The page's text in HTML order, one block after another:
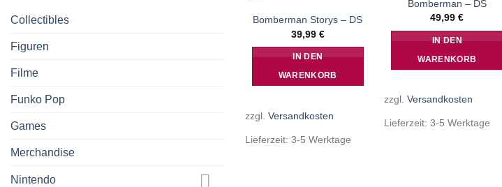
Collectibles
Figuren
Filme
Funko Pop
Games
Merchandise
Nintendo
Bomberman Storys – DS
39,99 €
IN DEN
WARENKORB
zzgl. Versandkosten
Lieferzeit: 3-5 Werktage
Bomberman – DS
49,99€
IN DEN
WARENKORB
zzgl.Versandkosten
Lieferzeit:3-5 Werktage